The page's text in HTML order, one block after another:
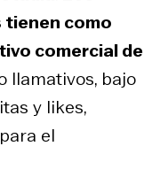
como
comercial de
llamativos, bajo
y likes,
el